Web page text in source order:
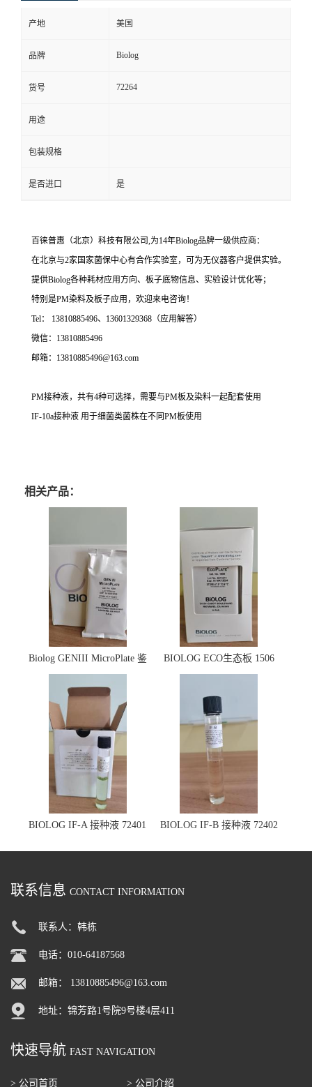
产地 美国
品牌 Biolog
货号 72264
用途
包装规格
是否进口 是
百徕普惠（北京）科技有限公司,为14年Biolog品牌一级供应商：
在北京与2家国家菌保中心有合作实验室，可为无仪器客户提供实验。
提供Biolog各种耗材应用方向、板子底物信息、实验设计优化等；
特别是PM染料及板子应用，欢迎来电咨询！
Tel： 13810885496、13601329368（应用解答）
微信：13810885496
邮箱：13810885496@163.com
PM接种液，共有4种可选择，需要与PM板及染料一起配套使用
IF-10a接种液 用于细菌类菌株在不同PM板使用
相关产品：
Biolog GENIII MicroPlate 鉴
定板 1030
BIOLOG ECO生态板 1506
BIOLOG IF-A 接种液 72401 BIOLOG IF-B 接种液 72402
联系信息 CONTACT INFORMATION
联系人：韩栋
电话：010-64187568
邮箱： 13810885496@163.com
地址：锦芳路1号院9号楼4层411
快速导航 FAST NAVIGATION
> 公司首页 > 公司介绍